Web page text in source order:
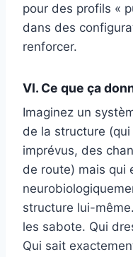
pour des profils «
dans des
renforcer.
VI. Ce que ça
Imaginez un
de la structure
imprévus, des
de route) mais qui
structure lui-
les sabote. Qui
Qui sait